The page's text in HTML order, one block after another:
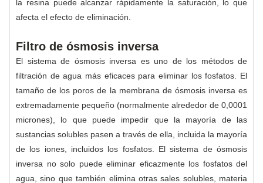
la resina puede alcanzar rápidamente la saturación, lo que
afecta el efecto de eliminación.
Filtro de ósmosis inversa
El sistema de ósmosis inversa es uno de los métodos de
filtración de agua más eficaces para eliminar los fosfatos. El
tamaño de los poros de la membrana de ósmosis inversa es
extremadamente pequeño (normalmente alrededor de 0,0001
micrones), lo que puede impedir que la mayoría de las
sustancias solubles pasen a través de ella, incluida la mayoría
de los iones, incluidos los fosfatos. El sistema de ósmosis
inversa no solo puede eliminar eficazmente los fosfatos del
agua, sino que también elimina otras sales solubles, materia